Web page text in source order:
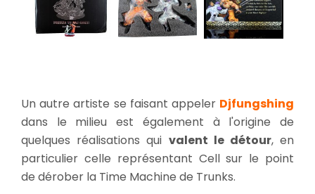
Un autre artiste se faisant appeler Djfungshing
dans le milieu est également à l'origine de
quelques réalisations qui valent le détour, en
particulier celle représentant Cell sur le point
de dérober la Time Machine de Trunks.